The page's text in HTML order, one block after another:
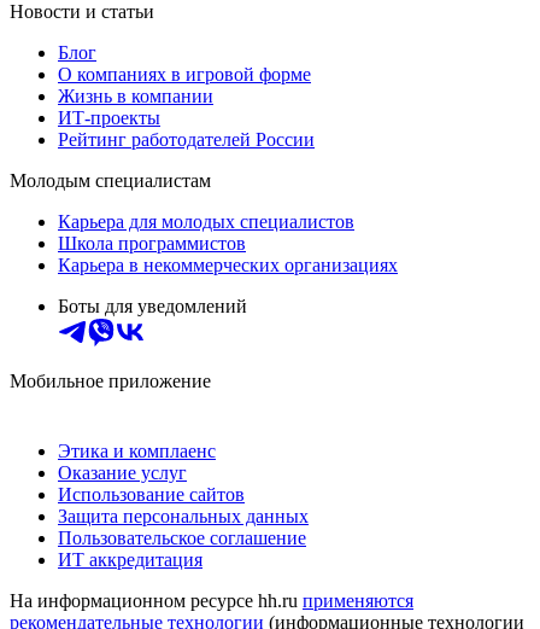
Новости и статьи
Блог
О компаниях в игровой форме
Жизнь в компании
ИТ-проекты
Рейтинг работодателей России
Молодым специалистам
Карьера для молодых специалистов
Школа программистов
Карьера в некоммерческих организациях
Боты для уведомлений
Мобильное приложение
Этика и комплаенс
Оказание услуг
Использование сайтов
Защита персональных данных
Пользовательское соглашение
ИТ аккредитация
На информационном ресурсе hh.ru применяются
рекомендательные технологии (информационные технологии